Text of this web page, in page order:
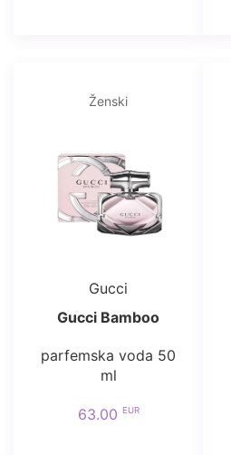
Ženski
Gucci
Gucci Bamboo
parfemska voda 50
ml
63.00 EUR